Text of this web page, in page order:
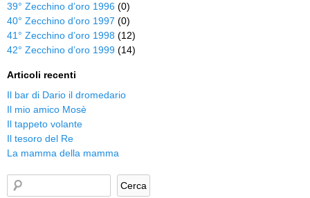
39° Zecchino d’oro 1996 (0)
40° Zecchino d’oro 1997 (0)
41° Zecchino d’oro 1998 (12)
42° Zecchino d’oro 1999 (14)
Articoli recenti
Il bar di Dario il dromedario
Il mio amico Mosè
Il tappeto volante
Il tesoro del Re
La mamma della mamma